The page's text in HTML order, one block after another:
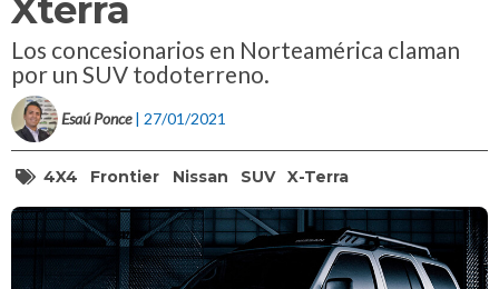
Xterra
Los concesionarios en Norteamérica claman
por un SUV todoterreno.
Esaú Ponce | 27/01/2021
4X4 Frontier Nissan SUV X-Terra